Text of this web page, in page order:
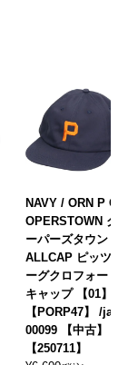
NAVY / ORN P CO
OPERSTOWN ク
ーパーズタウン B
ALLCAP ピッツバ
ーグクロフォード
キャップ 【01】
【PORP47】 /jae0
00099 【中古】
【250711】